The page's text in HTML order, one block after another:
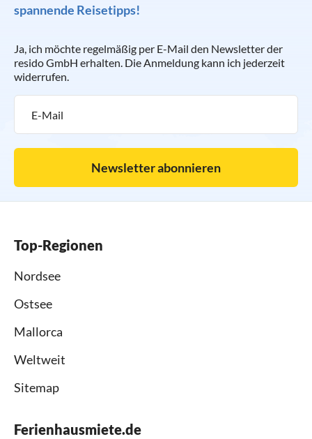
spannende Reisetipps!
Ja, ich möchte regelmäßig per E-Mail den Newsletter der
resido GmbH erhalten. Die Anmeldung kann ich jederzeit
widerrufen.
Newsletter abonnieren
Top-Regionen
Nordsee
Ostsee
Mallorca
Weltweit
Sitemap
Ferienhausmiete.de